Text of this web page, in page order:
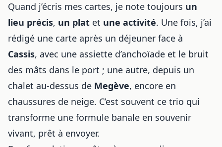
Quand j’écris mes cartes, je note toujours un
lieu précis, un plat et une activité. Une fois, j’ai
rédigé une carte après un déjeuner face à
Cassis, avec une assiette d’anchoïade et le bruit
des mâts dans le port ; une autre, depuis un
chalet au-dessus de Megève, encore en
chaussures de neige. C’est souvent ce trio qui
transforme une formule banale en souvenir
vivant, prêt à envoyer.